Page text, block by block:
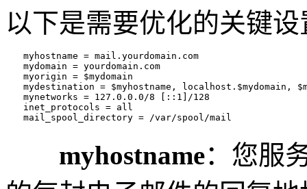
以下是需要优化的关键设
myhostname = mail.yourdomain.com
mydomain = yourdomain.com
myorigin = $mydomain
mydestination = $myhostname, localhost.$mydomain,
mynetworks = 127.0.0.0/8 [::1]/128
inet_protocols = all
mail_spool_directory = /var/spool/mail
myhostname：您服